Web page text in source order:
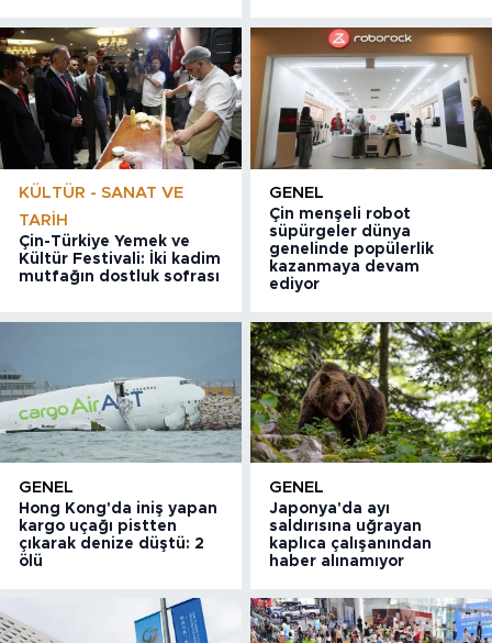
KÜLTÜR - SANAT VE
TARIH
Çin-Türkiye Yemek ve
Kültür Festivali: İki kadim
mutfağın dostluk sofrası
GENEL
Çin menşeli robot
süpürgeler dünya
genelinde popülerlik
kazanmaya devam
ediyor
GENEL
Hong Kong'da iniş yapan
kargo uçağı pistten
çıkarak denize düştü: 2
ölü
GENEL
Japonya'da ayı
saldırısına uğrayan
kaplıca çalışanından
haber alınamıyor